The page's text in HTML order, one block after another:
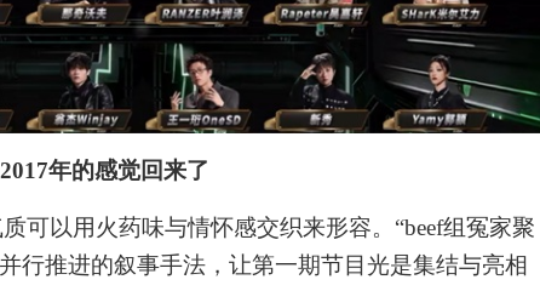
年的感觉回来了
可以用火药味与情怀感交织来形容。 “beef组冤家聚
行推进的叙事手法，让第一期节目光是集结与亮相